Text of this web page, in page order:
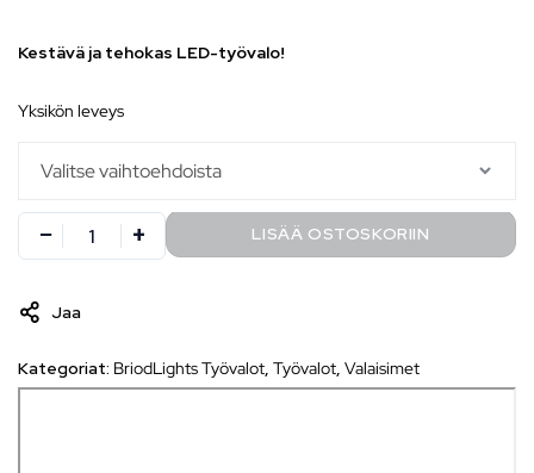
Kestävä ja tehokas LED-työvalo!
yksikön leveys
LISÄÄ OSTOSKORIIN
Jaa
Kategoriat: BriodLights Työvalot, Työvalot, Valaisimet